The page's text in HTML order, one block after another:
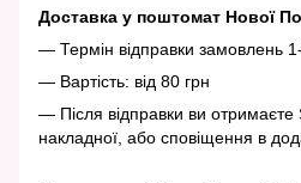
Доставка у поштомат Нової
— Термін відправки замовлень
— Вартість: від 80 грн
— Після відправки ви
накладної, або сповіщення в